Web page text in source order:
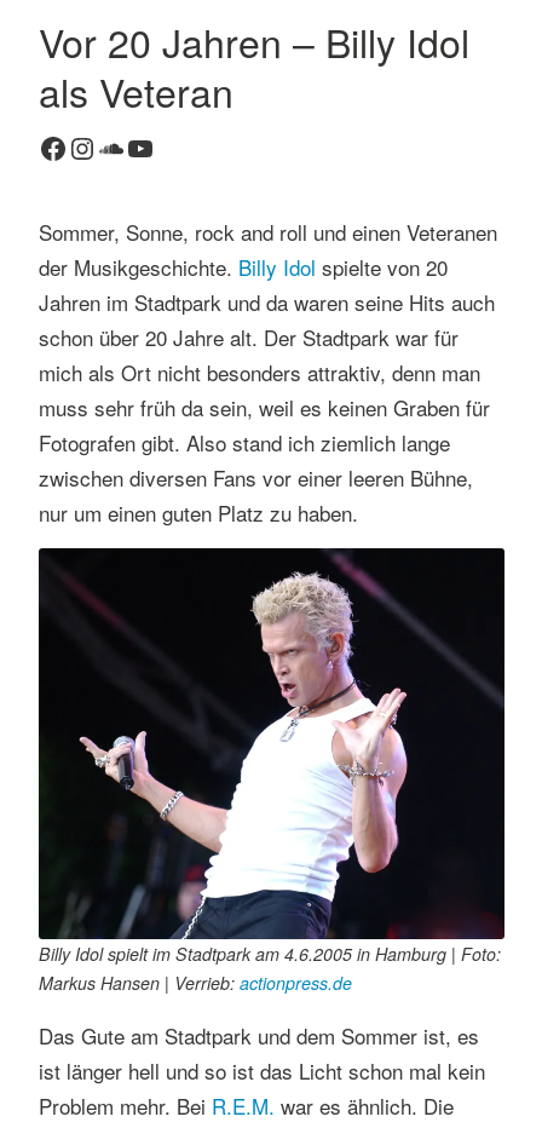
Vor 20 Jahren – Billy Idol
als Veteran
Facebook
Instagram
SoundCloud
YouTube
Sommer, Sonne, rock and roll und einen Veteranen
der Musikgeschichte. Billy Idol spielte von 20
Jahren im Stadtpark und da waren seine Hits auch
schon über 20 Jahre alt. Der Stadtpark war für
mich als Ort nicht besonders attraktiv, denn man
muss sehr früh da sein, weil es keinen Graben für
Fotografen gibt. Also stand ich ziemlich lange
zwischen diversen Fans vor einer leeren Bühne,
nur um einen guten Platz zu haben.
Billy Idol spielt im Stadtpark am 4.6.2005 in Hamburg | Foto:
Markus Hansen | Verrieb: actionpress.de
Das Gute am Stadtpark und dem Sommer ist, es
ist länger hell und so ist das Licht schon mal kein
Problem mehr. Bei R.E.M. war es ähnlich. Die
K
t
a
r
n
t
e
a
s
s
e
n